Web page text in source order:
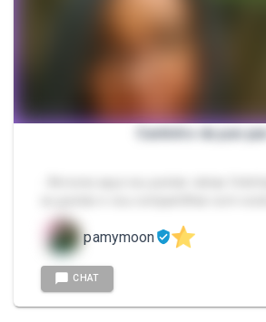
Cantinho da pan pan
pamymoon
CHAT